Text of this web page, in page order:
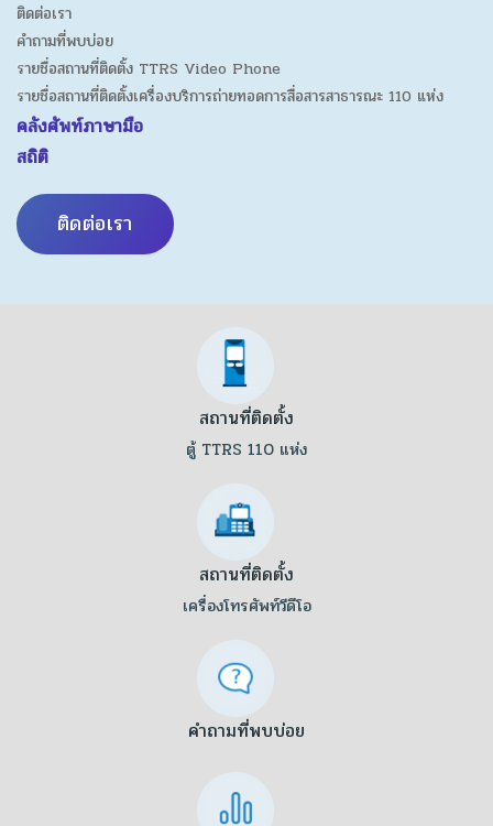
ติดต่อเรา
คำถามที่พบบ่อย
รายชื่อสถานที่ติดตั้ง TTRS Video Phone
รายชื่อสถานที่ติดตั้งเครื่องบริการถ่ายทอดการสื่อสารสาธารณะ 110 แห่ง
คลังศัพท์ภาษามือ
สถิติ
ติดต่อเรา
สถานที่ติดตั้ง
ตู้ TTRS 110 แห่ง
สถานที่ติดตั้ง
เครื่องโทรศัพท์วีดีโอ
คำถามที่พบบ่อย